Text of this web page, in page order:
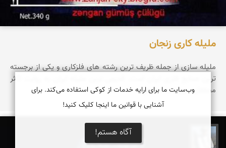
ملیله کاری زنجان
ملیله سازی از جمله ظریف ترین رشته های فلزکاری و یکی از برجسته
ترین صنایع فلزی ایران است. قدیمی ترین ملیله ایران به روایت اکثر
محققان مربوط به سالهای...
وب‌سایت ما برای ارایه خدمات از کوکی استفاده می‌کند. برای
آشنایی با قوانین ما اینجا کلیک کنید!
آگاه هستم!